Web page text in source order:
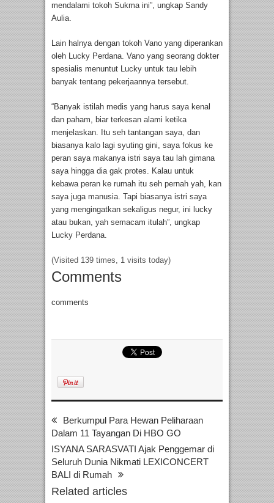
mendalami tokoh Sukma ini”, ungkap Sandy
Aulia.
Lain halnya dengan tokoh Vano yang diperankan
oleh Lucky Perdana. Vano yang seorang dokter
spesialis menuntut Lucky untuk tau lebih
banyak tentang pekerjaannya tersebut.
“Banyak istilah medis yang harus saya kenal
dan paham, biar terkesan alami ketika
menjelaskan. Itu seh tantangan saya, dan
biasanya kalo lagi syuting gini, saya fokus ke
peran saya makanya istri saya tau lah gimana
saya hingga dia gak protes. Kalau untuk
kebawa peran ke rumah itu seh pernah yah, kan
saya juga manusia. Tapi biasanya istri saya
yang mengingatkan sekaligus negur, ini lucky
atau bukan, yah semacam itulah”, ungkap
Lucky Perdana.
(Visited 139 times, 1 visits today)
Comments
comments
Berkumpul Para Hewan Peliharaan
Dalam 11 Tayangan Di HBO GO
ISYANA SARASVATI Ajak Penggemar di
Seluruh Dunia Nikmati LEXICONCERT
BALI di Rumah
Related articles